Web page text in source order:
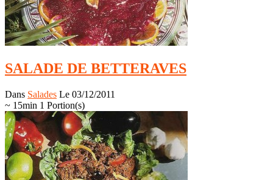
SALADE DE BETTERAVES
Dans Salades Le 03/12/2011
~ 15min 1 Portion(s)